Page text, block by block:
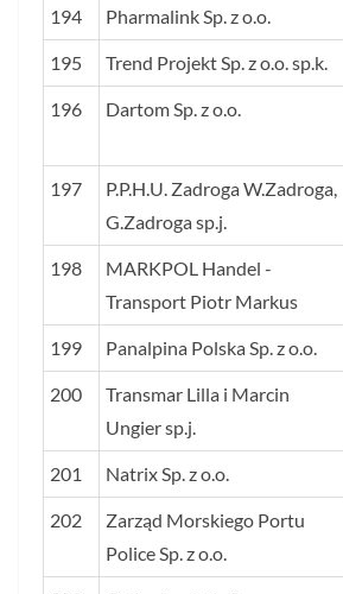
194 Pharmalink Sp. z o.o.
195 Trend Projekt Sp. z o.o. sp.k.
196 Dartom Sp. z o.o.
197
P.P.H.U. Zadroga W.Zadroga,
G.Zadroga sp.j.
198
MARKPOL Handel -
Transport Piotr Markus
199 Panalpina Polska Sp. z o.o.
200
Transmar Lilla i Marcin
Ungier sp.j.
201 Natrix Sp. z o.o.
202
Zarząd Morskiego Portu
Police Sp. z o.o.